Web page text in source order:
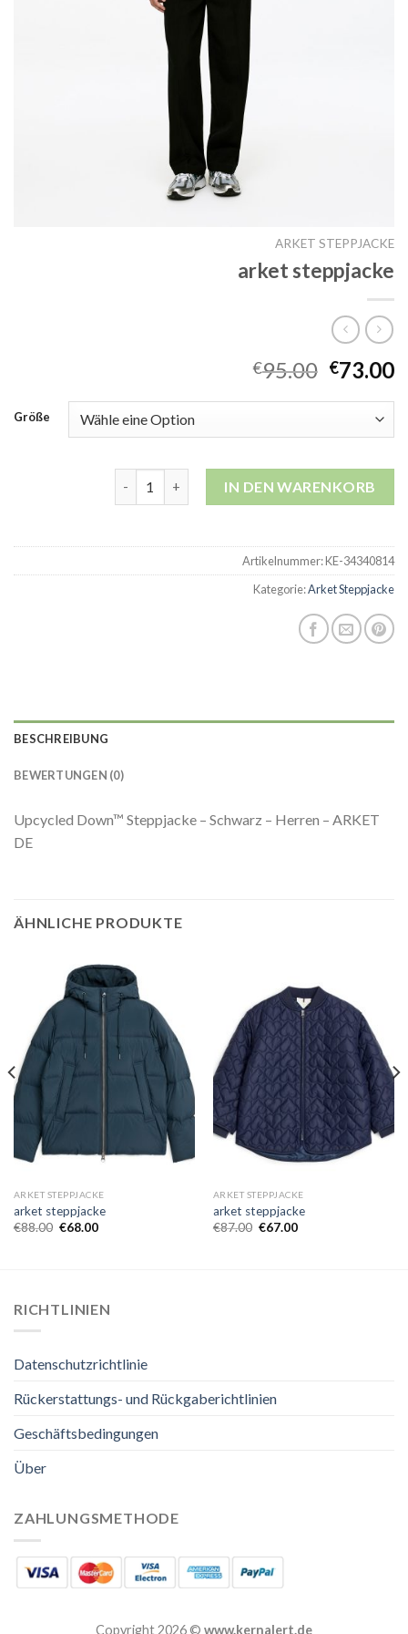
ARKET STEPPJACKE
arket steppjacke
€95.00 €73.00
Größe
IN DEN WARENKORB
Artikelnummer:KE-34340814
Kategorie:Arket Steppjacke
BESCHREIBUNG
BEWERTUNGEN (0)
Upcycled Down™ Steppjacke – Schwarz – Herren – ARKET
DE
ÄHNLICHE PRODUKTE
ARKET STEPPJACKE
arket steppjacke
€88.00 €68.00
ARKET STEPPJACKE
arket steppjacke
€87.00 €67.00
RICHTLINIEN
Datenschutzrichtlinie
Rückerstattungs- und Rückgaberichtlinien
Geschäftsbedingungen
Über
ZAHLUNGSMETHODE
Copyright 2026 © www.kernalert.de